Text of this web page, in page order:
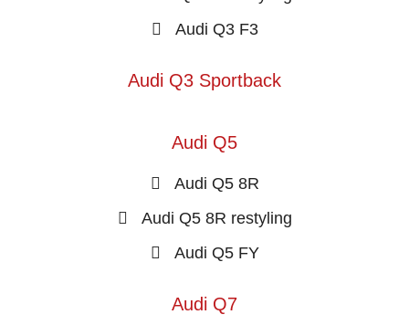
Audi Q3 F3
Audi Q3 Sportback
Audi Q5
Audi Q5 8R
Audi Q5 8R restyling
Audi Q5 FY
Audi Q7